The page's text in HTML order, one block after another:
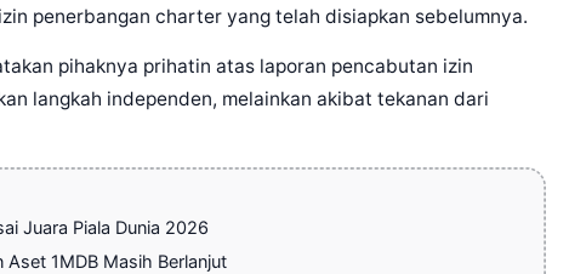
penerbangan charter yang telah disiapkan sebelumnya.
pihaknya prihatin atas laporan pencabutan izin
langkah independen, melainkan akibat tekanan dari
Juara Piala Dunia 2026
Aset 1MDB Masih Berlanjut